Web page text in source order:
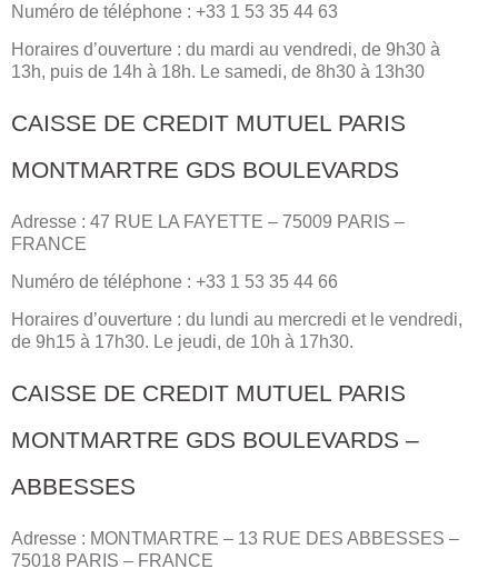
Numéro de téléphone : +33 1 53 35 44 63
Horaires d’ouverture : du mardi au vendredi, de 9h30 à
13h, puis de 14h à 18h. Le samedi, de 8h30 à 13h30
CAISSE DE CREDIT MUTUEL PARIS
MONTMARTRE GDS BOULEVARDS
Adresse : 47 RUE LA FAYETTE – 75009 PARIS –
FRANCE
Numéro de téléphone : +33 1 53 35 44 66
Horaires d’ouverture : du lundi au mercredi et le vendredi,
de 9h15 à 17h30. Le jeudi, de 10h à 17h30.
CAISSE DE CREDIT MUTUEL PARIS
MONTMARTRE GDS BOULEVARDS –
ABBESSES
Adresse : MONTMARTRE – 13 RUE DES ABBESSES –
75018 PARIS – FRANCE